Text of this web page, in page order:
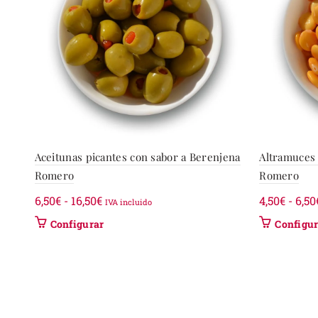
Aceitunas picantes con sabor a Berenjena
Romero
6,50€ - 16,50€Rango
IVA incluido
ConfigurarEste
Romero
4,50€ - 6,50